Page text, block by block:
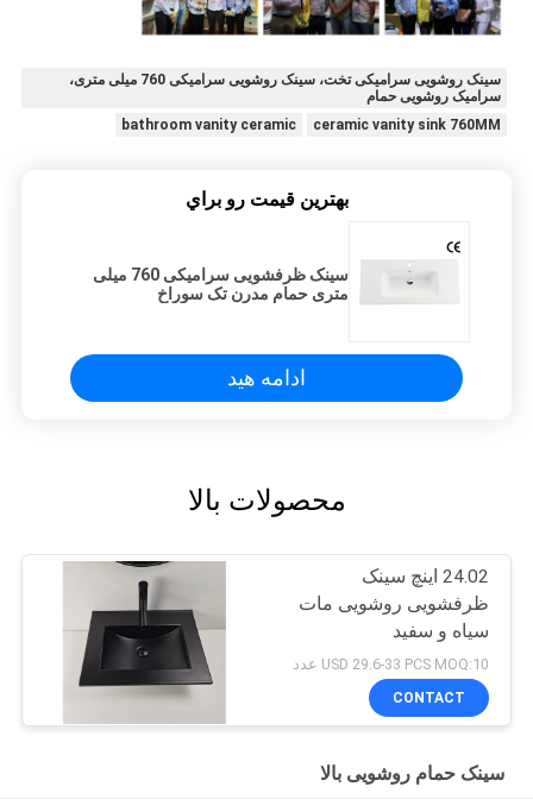
سینک روشویی سرامیکی تخت، سینک روشویی سرامیکی 760 میلی متری،
سرامیک روشویی حمام
ceramic vanity sink 760MM
bathroom vanity ceramic
بهترين قيمت رو براي
سینک ظرفشویی سرامیکی 760 میلی
متری حمام مدرن تک سوراخ
ادامه هید
محصولات بالا
24.02 اینچ سینک
ظرفشویی روشویی مات
سیاه و سفید
USD 29.6-33 PCS MOQ:10 عدد
CONTACT
سینک حمام روشویی بالا